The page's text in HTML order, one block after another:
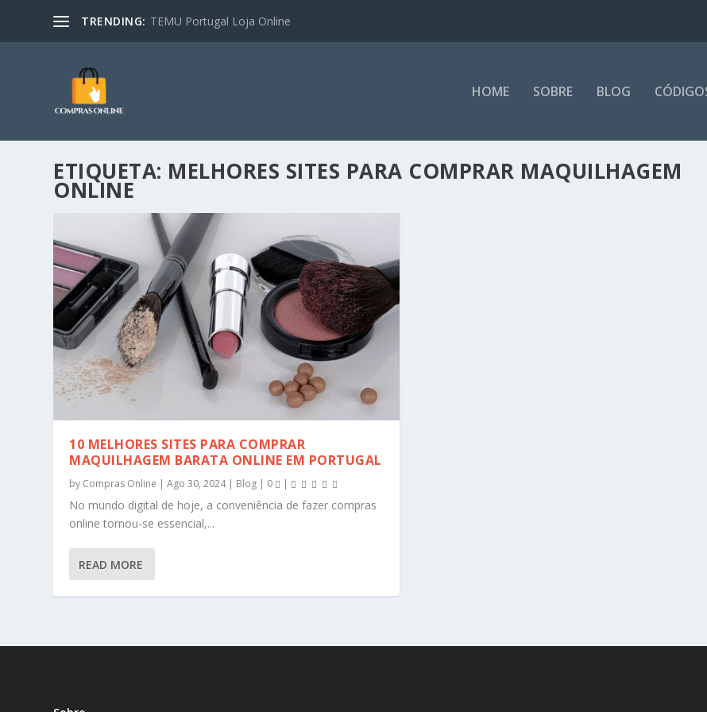
TRENDING: TEMU Portugal Loja Online
HOME SOBRE BLOG
ETIQUETA: MELHORES SITES PARA COMPRAR MAQUILHAGEM
ONLINE
10 MELHORES SITES PARA COMPRAR
MAQUILHAGEM BARATA ONLINE EM PORTUGAL
by Compras Online |Ago 30, 2024| Blog | 0 |
No mundo digital de hoje, a conveniência de fazer compras
online tornou-se essencial,...
READ MORE